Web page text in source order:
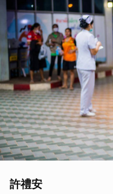
許禮安